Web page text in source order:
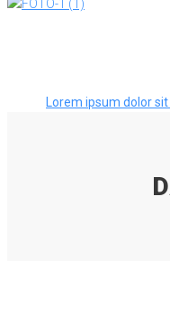
Lorem ipsum dolor